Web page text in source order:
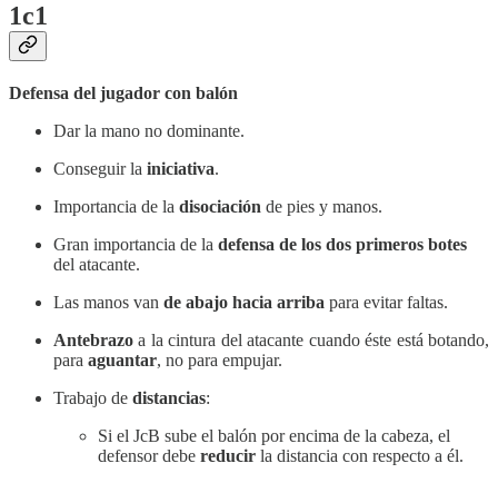
1c1
Defensa del jugador con balón
Dar la mano no dominante.
Conseguir la iniciativa.
Importancia de la disociación de pies y manos.
Gran importancia de la defensa de los dos primeros botes
del atacante.
Las manos van de abajo hacia arriba para evitar faltas.
Antebrazoa la cintura del atacante cuando éste está botando,
para aguantar, no para empujar.
Trabajo de distancias:
Si el JcB sube el balón por encima de la cabeza, el
defensor debe reducir la distancia con respecto a él.